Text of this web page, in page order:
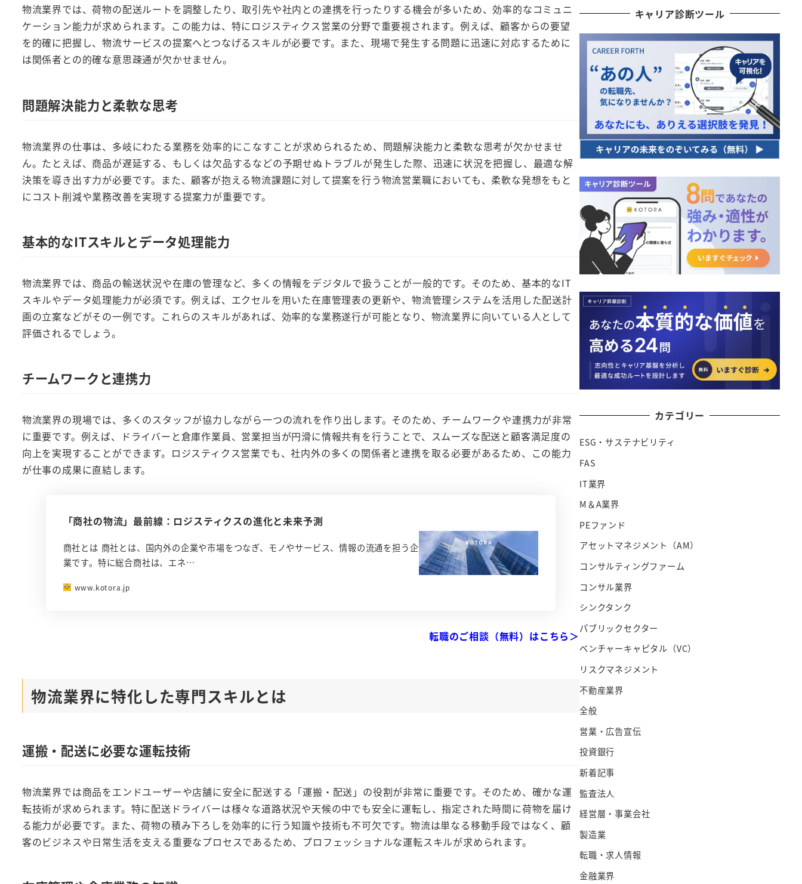
物流業界では、荷物の配送ルートを調整したり、取引先や社内との連携を行ったりする機会が多いため、効率的なコミュニ
ケーション能力が求められます。この能力は、特にロジスティクス営業の分野で重要視されます。例えば、顧客からの要望
を的確に把握し、物流サービスの提案へとつなげるスキルが必要です。また、現場で発生する問題に迅速に対応するために
は関係者との的確な意思疎通が欠かせません。
問題解決能力と柔軟な思考
物流業界の仕事は、多岐にわたる業務を効率的にこなすことが求められるため、問題解決能力と柔軟な思考が欠かせませ
ん。たとえば、商品が遅延する、もしくは欠品するなどの予期せぬトラブルが発生した際、迅速に状況を把握し、最適な解
決策を導き出す力が必要です。また、顧客が抱える物流課題に対して提案を行う物流営業職においても、柔軟な発想をもと
にコスト削減や業務改善を実現する提案力が重要です。
基本的なITスキルとデータ処理能力
物流業界では、商品の輸送状況や在庫の管理など、多くの情報をデジタルで扱うことが一般的です。そのため、基本的なIT
スキルやデータ処理能力が必須です。例えば、エクセルを用いた在庫管理表の更新や、物流管理システムを活用した配送計
画の立案などがその一例です。これらのスキルがあれば、効率的な業務遂行が可能となり、物流業界に向いている人として
評価されるでしょう。
チームワークと連携力
物流業界の現場では、多くのスタッフが協力しながら一つの流れを作り出します。そのため、チームワークや連携力が非常
に重要です。例えば、ドライバーと倉庫作業員、営業担当が円滑に情報共有を行うことで、スムーズな配送と顧客満足度の
向上を実現することができます。ロジスティクス営業でも、社内外の多くの関係者と連携を取る必要があるため、この能力
が仕事の成果に直結します。
「商社の物流」最前線：ロジスティクスの進化と未来予測
商社とは 商社とは、国内外の企業や市場をつなぎ、モノやサービス、情報の流通を担う企
業です。特に総合商社は、エネ…
www.kotora.jp
転職のご相談（無料）はこちら＞
物流業界に特化した専門スキルとは
運搬・配送に必要な運転技術
物流業界では商品をエンドユーザーや店舗に安全に配送する「運搬・配送」の役割が非常に重要です。そのため、確かな運
転技術が求められます。特に配送ドライバーは様々な道路状況や天候の中でも安全に運転し、指定された時間に荷物を届け
る能力が必要です。また、荷物の積み下ろしを効率的に行う知識や技術も不可欠です。物流は単なる移動手段ではなく、顧
客のビジネスや日常生活を支える重要なプロセスであるため、プロフェッショナルな運転スキルが求められます。
キャリア診断ツール
カテゴリー
ESG・サステナビリティ
FAS
IT業界
M＆A業界
PEファンド
アセットマネジメント（AM）
コンサルティングファーム
コンサル業界
シンクタンク
パブリックセクター
ベンチャーキャピタル（VC）
リスクマネジメント
不動産業界
全般
営業・広告宣伝
投資銀行
新着記事
監査法人
経営層・事業会社
製造業
転職・求人情報
金融業界